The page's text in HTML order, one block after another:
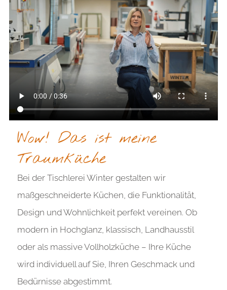
Wow! Das ist meine
Traumküche
Bei der Tischlerei Winter gestalten wir
maßgeschneiderte Küchen, die Funktionalität,
Design und Wohnlichkeit perfekt vereinen. Ob
modern in Hochglanz, klassisch, Landhausstil
oder als massive Vollholzküche – Ihre Küche
wird individuell auf Sie, Ihren Geschmack und
Bedürnisse abgestimmt.